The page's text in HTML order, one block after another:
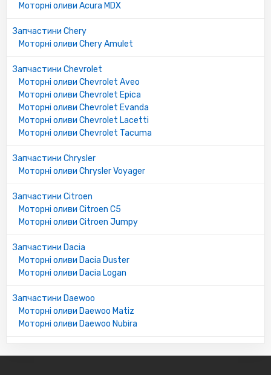
Моторні оливи Acura MDX
Запчастини Chery
Моторні оливи Chery Amulet
Запчастини Chevrolet
Моторні оливи Chevrolet Aveo
Моторні оливи Chevrolet Epica
Моторні оливи Chevrolet Evanda
Моторні оливи Chevrolet Lacetti
Моторні оливи Chevrolet Tacuma
Запчастини Chrysler
Моторні оливи Chrysler Voyager
Запчастини Citroen
Моторні оливи Citroen C5
Моторні оливи Citroen Jumpy
Запчастини Dacia
Моторні оливи Dacia Duster
Моторні оливи Dacia Logan
Запчастини Daewoo
Моторні оливи Daewoo Matiz
Моторні оливи Daewoo Nubira